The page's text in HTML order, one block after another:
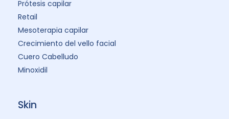
Prótesis capilar
Retail
Mesoterapia capilar
Crecimiento del vello facial
Cuero Cabelludo
Minoxidil
Skin